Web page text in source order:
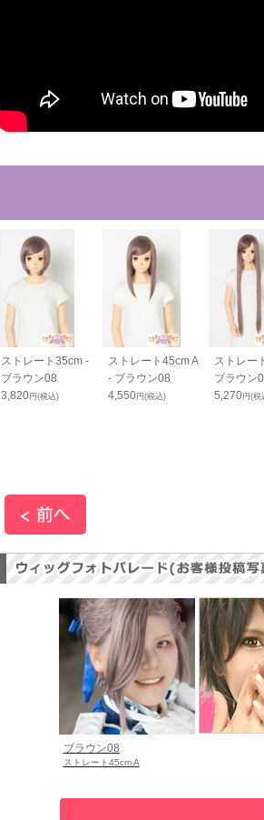
ストレート35cm -
ブラウン08
3,820円(税込)
ストレート45cm A
- ブラウン08
4,550円(税込)
ストレー
ブラウン
5,270円(税
ブラウン08
ストレート45cm A